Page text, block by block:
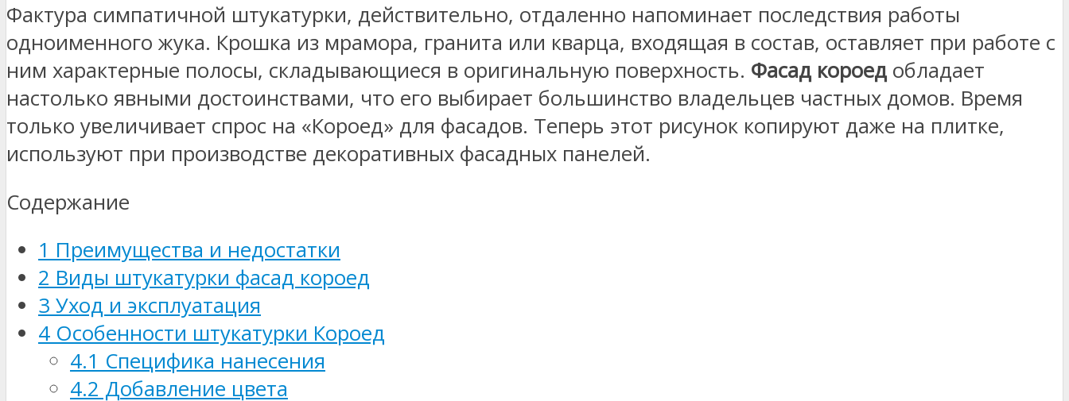
Фактура симпатичной штукатурки, действительно, отдаленно напоминает последствия работы
одноименного жука. Крошка из мрамора, гранита или кварца, входящая в состав, оставляет при работе с
ним характерные полосы, складывающиеся в оригинальную поверхность. Фасад короед обладает
настолько явными достоинствами, что его выбирает большинство владельцев частных домов. Время
только увеличивает спрос на «Короед» для фасадов. Теперь этот рисунок копируют даже на плитке,
используют при производстве декоративных фасадных панелей.
Содержание
1 Преимущества и недостатки
2 Виды штукатурки фасад короед
3 Уход и эксплуатация
4 Особенности штукатурки Короед
4.1 Специфика нанесения
4.2 Добавление цвета